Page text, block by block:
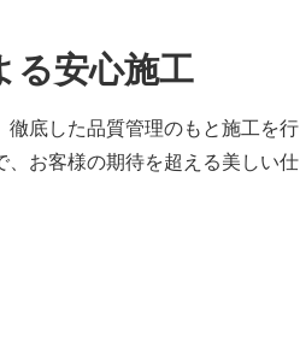
る安心施工
徹底した品質管理のもと施工を行
、お客様の期待を超える美しい仕